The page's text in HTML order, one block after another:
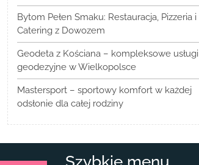
Bytom Pełen Smaku: Restauracja, Pizzeria i
Catering z Dowozem
Geodeta z Kościana – kompleksowe usługi
geodezyjne w Wielkopolsce
Mastersport – sportowy komfort w każdej
odsłonie dla całej rodziny
Szybkie menu